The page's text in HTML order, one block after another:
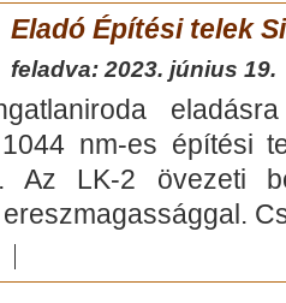
Eladó Építési telek
feladva: 2023. június 19.
nm-es építési
Az LK-2 övezeti